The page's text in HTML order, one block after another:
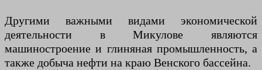
Другими важными видами экономической
деятельности в Микулове являются
машиностроение и глиняная промышленность, а
также добыча нефти на краю Венского бассейна.